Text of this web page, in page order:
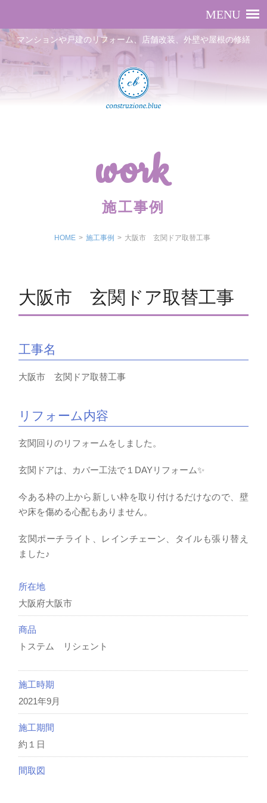
マンションや戸建のリフォーム、店舗改装、外壁や屋根の修繕
work
施工事例
HOME > 施工事例 > 大阪市 玄関ドア取替工事
大阪市 玄関ドア取替工事
工事名
大阪市 玄関ドア取替工事
リフォーム内容
玄関回りのリフォームをしました。
玄関ドアは、カバー工法で１DAYリフォーム✨
今ある枠の上から新しい枠を取り付けるだけなので、壁
や床を傷める心配もありません。
玄関ポーチライト、レインチェーン、タイルも張り替え
ました♪
所在地
大阪府大阪市
商品
トステム リシェント
施工時期
2021年9月
施工期間
約１日
間取図